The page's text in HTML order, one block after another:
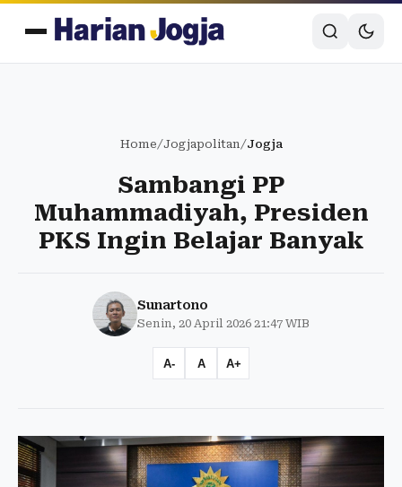
Home/Jogjapolitan/Jogja
Sambangi PP
Muhammadiyah, Presiden
PKS Ingin Belajar Banyak
Sunartono
Senin, 20 April 2026 21:47 WIB
A- A A+